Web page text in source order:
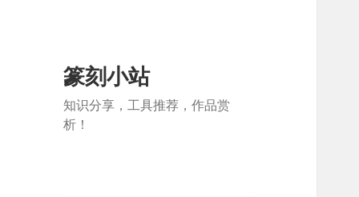
篆刻小站
知识分享，工具推荐，作品赏
析！